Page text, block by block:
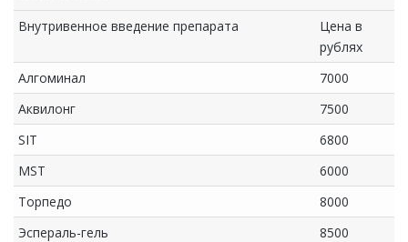
Внутривенное введение препарата
Цена в
рублях
Алгоминал
7000
Аквилонг
7500
SIT
6800
MST
6000
Торпедо
8000
Эспераль-гель
8500